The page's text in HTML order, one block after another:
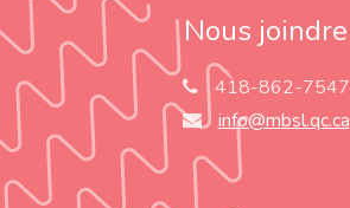
Nous joindre
418-862-7547
info@mbsl.qc.ca